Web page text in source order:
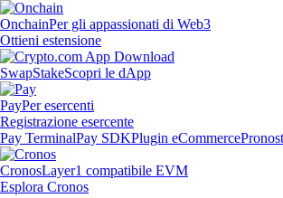
OnchainPer gli appassionati di Web3
Ottieni estensione
SwapStakeScopri le dApp
PayPer esercenti
Registrazione esercente
Pay TerminalPay SDKPlugin eCommerce
CronosLayer1 compatibile EVM
Esplora Cronos